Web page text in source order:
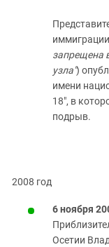
запрещена
узла")
имени
18", в
подрыв.
2008 год
6 ноября
Осетии